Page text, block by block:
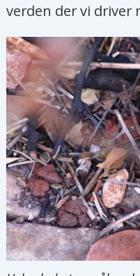
verden der vi driver